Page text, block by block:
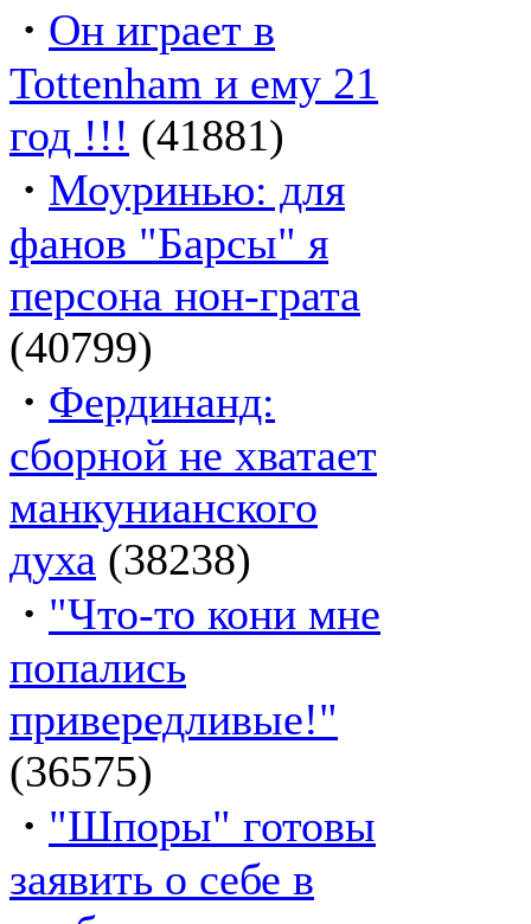
· Он играет в
Tottenham и ему 21
год !!! (41881)
· Моуринью: для
фанов "Барсы" я
персона нон-грата
(40799)
· Фердинанд:
сборной не хватает
манкунианского
духа (38238)
· "Что-то кони мне
попались
привередливые!"
(36575)
· "Шпоры" готовы
заявить о себе в